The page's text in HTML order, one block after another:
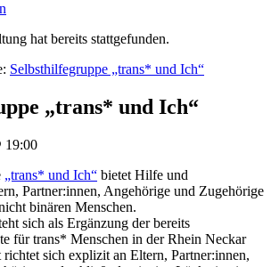
hat bereits stattgefunden.
Selbsthilfegruppe „trans* und Ich“
„trans* und Ich“
19:00
„trans* und Ich“ bietet Hilfe und
Partner:innen, Angehörige und Zugehörige
binären Menschen.
sich als Ergänzung der bereits
für trans* Menschen in der Rhein Neckar
sich explizit an Eltern, Partner:innen,